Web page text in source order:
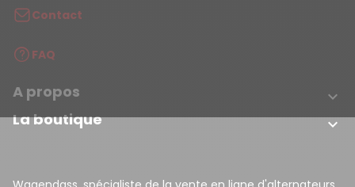
Contact
FAQ
A propos 
La boutique 